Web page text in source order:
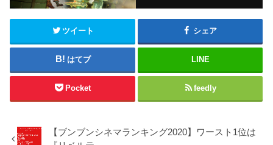
ツイート シェア
はてブ LINE
Pocket feedly
【ブンブンシネマランキング2020】ワースト1位は